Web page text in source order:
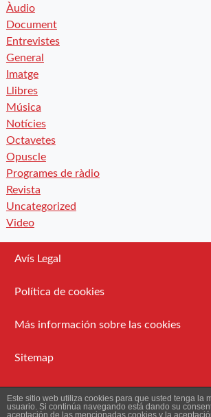
Àudio
Document
Entrevistes
General
Imatge
Llibres
Música
Notícies
Octavetes
Opuscle
Programes de ràdio
Revista
Uncategorized
Video
Avís Legal
Política de cookies
Más información sobre las cookies
Sitemap
Administració
Este sitio web utiliza cookies para que usted tenga la
usuario. Si continúa navegando está dando su
aceptación de las mencionadas cookies y la